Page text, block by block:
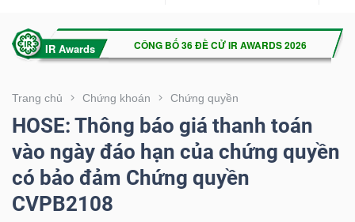
Trang chủ Chứng khoán Chứng quyền
HOSE: Thông báo giá thanh toán
vào ngày đáo hạn của chứng quyền
có bảo đảm Chứng quyền
CVPB2108
(-)
VIETSTOCK
CHỨNG
KHOÁN